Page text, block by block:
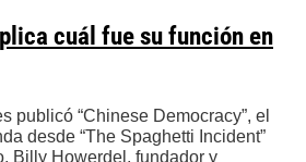
cuál fue su función en
publicó “Chinese Democracy”, el
desde “The Spaghetti Incident”
Billy Howerdel, fundador y